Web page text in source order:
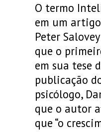
O termo
em um
Peter
que o
em sua tese
publicação
psicólogo,
que o autor
que “o